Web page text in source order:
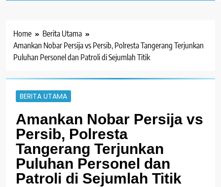
Home
Berita Utama
Amankan Nobar Persija vs Persib, Polresta Tangerang Terjunkan
Puluhan Personel dan Patroli di Sejumlah Titik
BERITA UTAMA
Amankan Nobar Persija vs
Persib, Polresta
Tangerang Terjunkan
Puluhan Personel dan
Patroli di Sejumlah Titik